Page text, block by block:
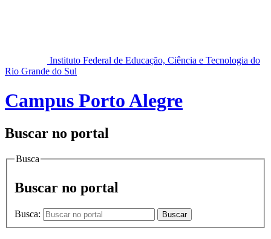
Instituto Federal de Educação, Ciência e Tecnologia do
Rio Grande do Sul
Campus Porto Alegre
Buscar no portal
Busca
Buscar no portal
Busca: Buscar